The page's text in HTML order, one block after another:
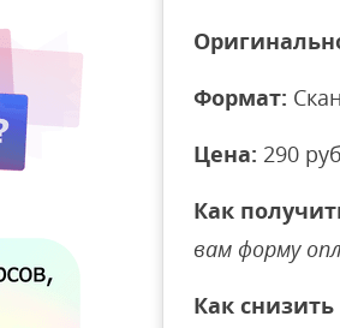
Формат:
Цена: 290
Как
вам форму
Как снизить